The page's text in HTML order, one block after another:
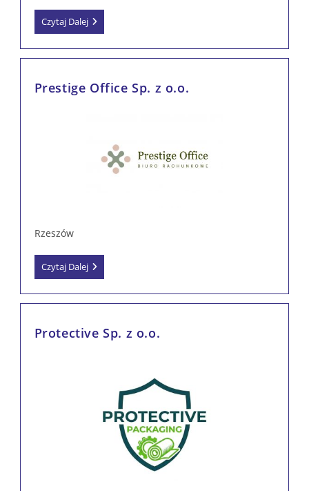
Czytaj DalejPośrednictwo
Ubezpieczeniowe
Prestige Office Sp. z o.o.
Rzeszów
Czytaj DalejPrestige
Office
Protective Sp. z o.o.